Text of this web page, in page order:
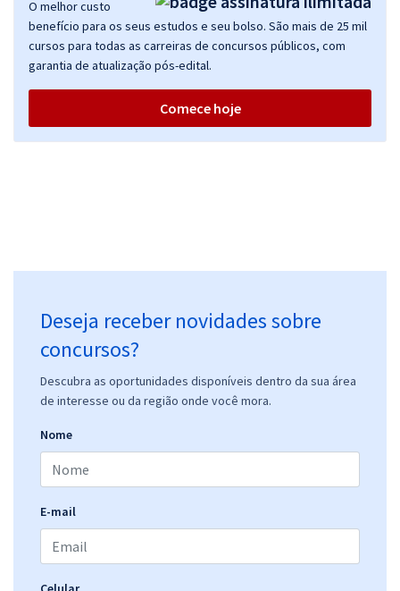
O melhor custo
benefício para os seus estudos e seu bolso. São mais de 25 mil
cursos para todas as carreiras de concursos públicos, com
garantia de atualização pós-edital.
Comece hoje
Deseja receber novidades sobre
concursos?
Descubra as oportunidades disponíveis dentro da sua área
de interesse ou da região onde você mora.
Nome
E-mail